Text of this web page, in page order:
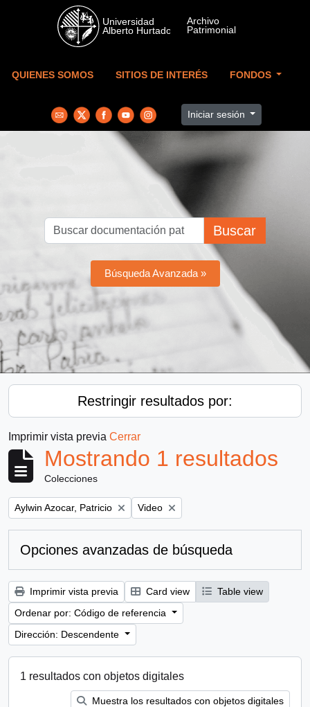
Skip to main content
QUIENES SOMOS SITIOS DE INTERÉS FONDOS
Iniciar sesión
Buscar
Búsqueda Avanzada »
Restringir resultados por:
Imprimir vista previa Cerrar
Mostrando 1 resultados
Colecciones
Remove filter:
Aylwin Azocar, Patricio Remove filter:
Video
Opciones avanzadas de búsqueda
Imprimir vista previa Card view
Table view
Ordenar por: Código de referencia
Dirección: Descendente
1 resultados con objetos digitales
Muestra los resultados con objetos digitales